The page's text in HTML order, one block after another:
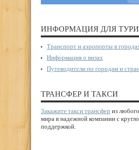
ИНФОРМАЦИЯ ДЛЯ
Транспорт и аэропорты в
Информация о визах
Путеводители по городам и
ТРАНСФЕР И ТАКСИ
Закажите такси трансфер из
мира в надежной компании с
поддержкой.